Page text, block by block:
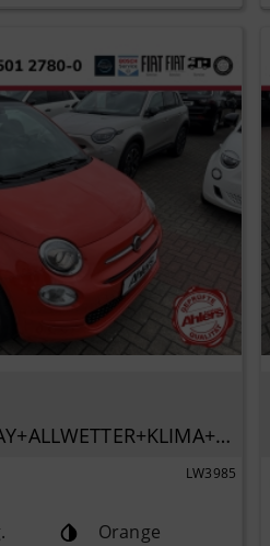
Dolcevita+CARPLAY+ALLWETTER+KLIMA+PDC+TEMPOMAT+DAB+
LW3985
Orange